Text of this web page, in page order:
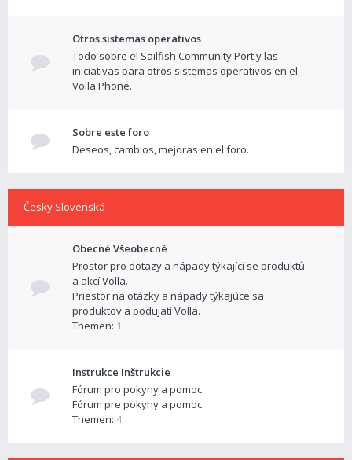
Otros sistemas operativos
Todo sobre el Sailfish Community Port y las
iniciativas para otros sistemas operativos en el
Volla Phone.
Sobre este foro
Deseos, cambios, mejoras en el foro.
Česky Slovenská
Obecné Všeobecné
Prostor pro dotazy a nápady týkající se produktů
a akcí Volla.
Priestor na otázky a nápady týkajúce sa
produktov a podujatí Volla.
Themen: 1
Instrukce Inštrukcie
Fórum pro pokyny a pomoc
Fórum pre pokyny a pomoc
Themen: 4